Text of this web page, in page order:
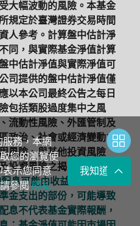
大幅波動的風險。本基金
規定於臺灣證券交易時間
人參考。計算盤中估計淨
同，與實際基金淨值計算
中估計淨值與實際淨值可
司提供的盤中估計淨值僅
以本公司最終公告之每日
包括類股過度集中之風
流動性風險、外匯管制及
政治、社會或經濟變動之
風險、與其他投資風險
投資風險之揭露請詳見基
息可能由收益平準金中
金支出的部份，可能導致
息不代表基金實際報酬，
服務，本網
您的瀏覽使
表示您同意
參閱隱私
我知道了